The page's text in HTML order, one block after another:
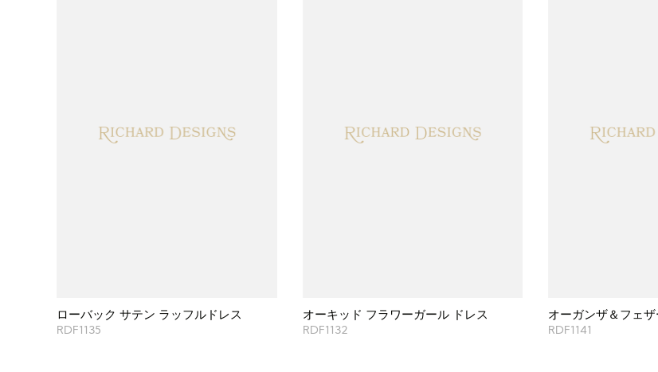
ローバック サテン ラッフルドレス
RDF1135
オーキッド フラワーガール ドレス
RDF1132
オーガンザ＆フェ
RDF1141